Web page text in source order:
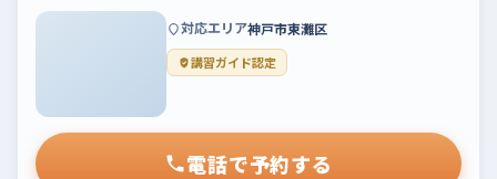
対応エリア神戸市東灘区
講習ガイド認定
電話で予約する